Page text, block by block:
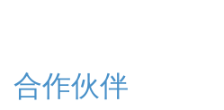
合作伙伴